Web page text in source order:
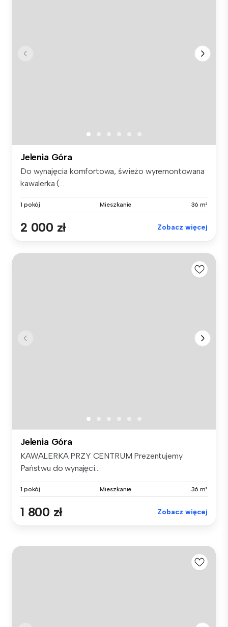
Jelenia Góra
Do wynajęcia komfortowa, świeżo wyremontowana
kawalerka (...
1 pokój Mieszkanie 36 m²
2 000 zł Zobacz więcej
Jelenia Góra
KAWALERKA PRZY CENTRUM Prezentujemy
Państwu do wynajęci...
1 pokój Mieszkanie 36 m²
1 800 zł Zobacz więcej